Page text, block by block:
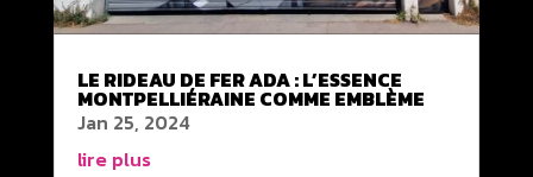
LE RIDEAU DE FER ADA : L’ESSENCE
MONTPELLIÉRAINE COMME EMBLÈME
Jan 25, 2024
lire plus